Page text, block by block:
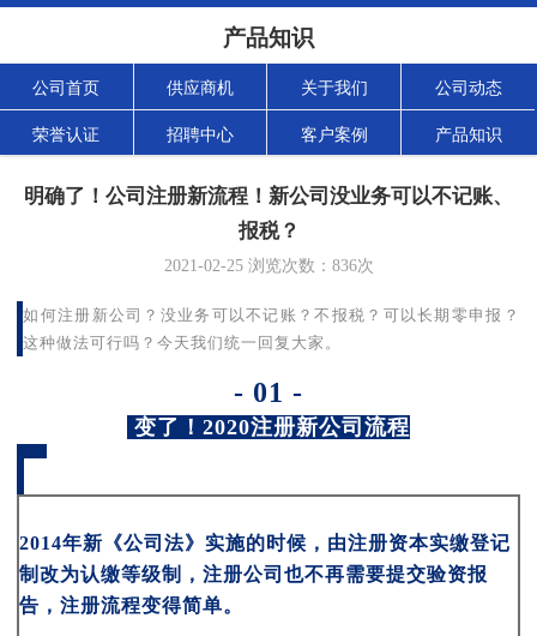
产品知识
公司首页 供应商机 关于我们 公司动态
荣誉认证 招聘中心 客户案例 产品知识
明确了！公司注册新流程！新公司没业务可以不记账、
报税？
2021-02-25浏览次数： 836次
如何注册新公司？没业务可以不记账？不报税？可以长期零申报？
这种做法可行吗？今天我们统一回复大家。
- 01 -
变了！2020注册新公司流程
2014年新《公司法》实施的时候，由注册资本实缴登记
制改为认缴等级制，注册公司也不再需要提交验资报
告，注册流程变得简单。